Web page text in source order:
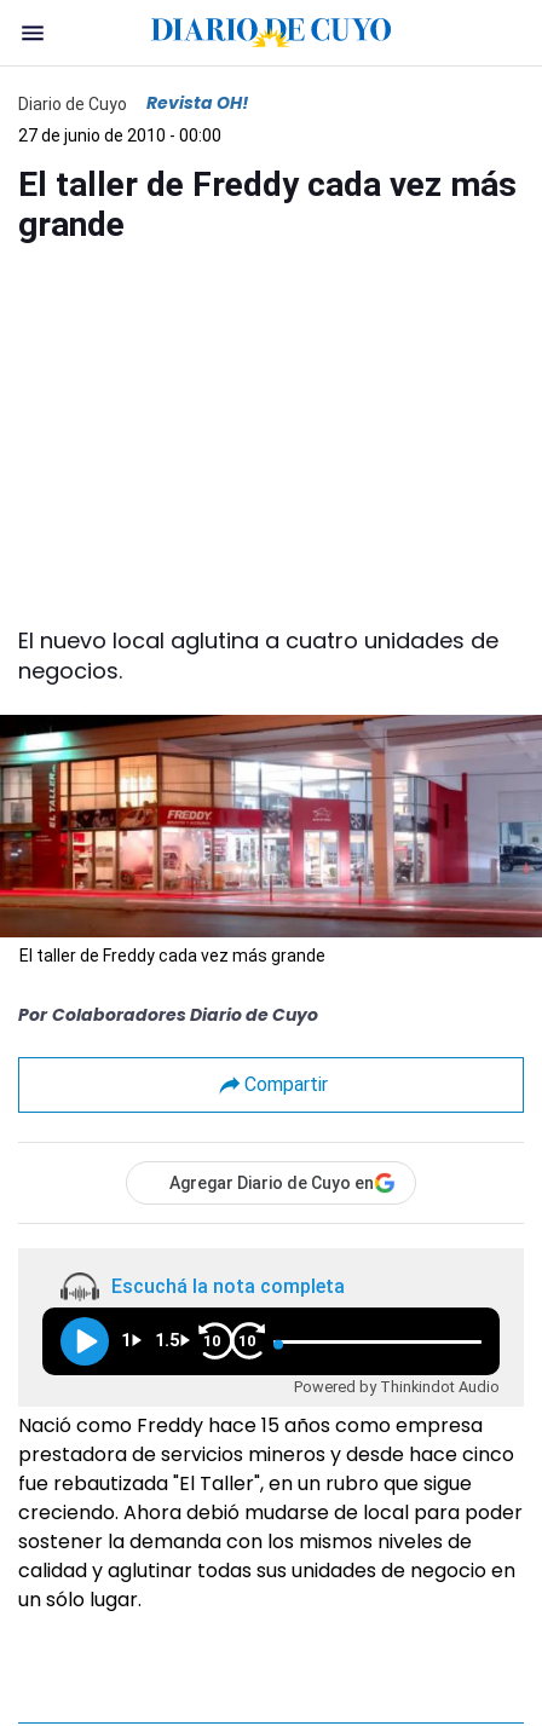
Diario de Cuyo Revista OH!
27 de junio de 2010 - 00:00
El taller de Freddy cada vez más
grande
El nuevo local aglutina a cuatro unidades de
negocios.
El taller de Freddy cada vez más grande
Por Colaboradores Diario de Cuyo
Compartir
Agregar Diario de Cuyo en
Escuchá la nota completa
1 1.5 10 10
Powered by Thinkindot Audio
Nació como Freddy hace 15 años como empresa
prestadora de servicios mineros y desde hace cinco
fue rebautizada "El Taller", en un rubro que sigue
creciendo. Ahora debió mudarse de local para poder
sostener la demanda con los mismos niveles de
calidad y aglutinar todas sus unidades de negocio en
un sólo lugar.